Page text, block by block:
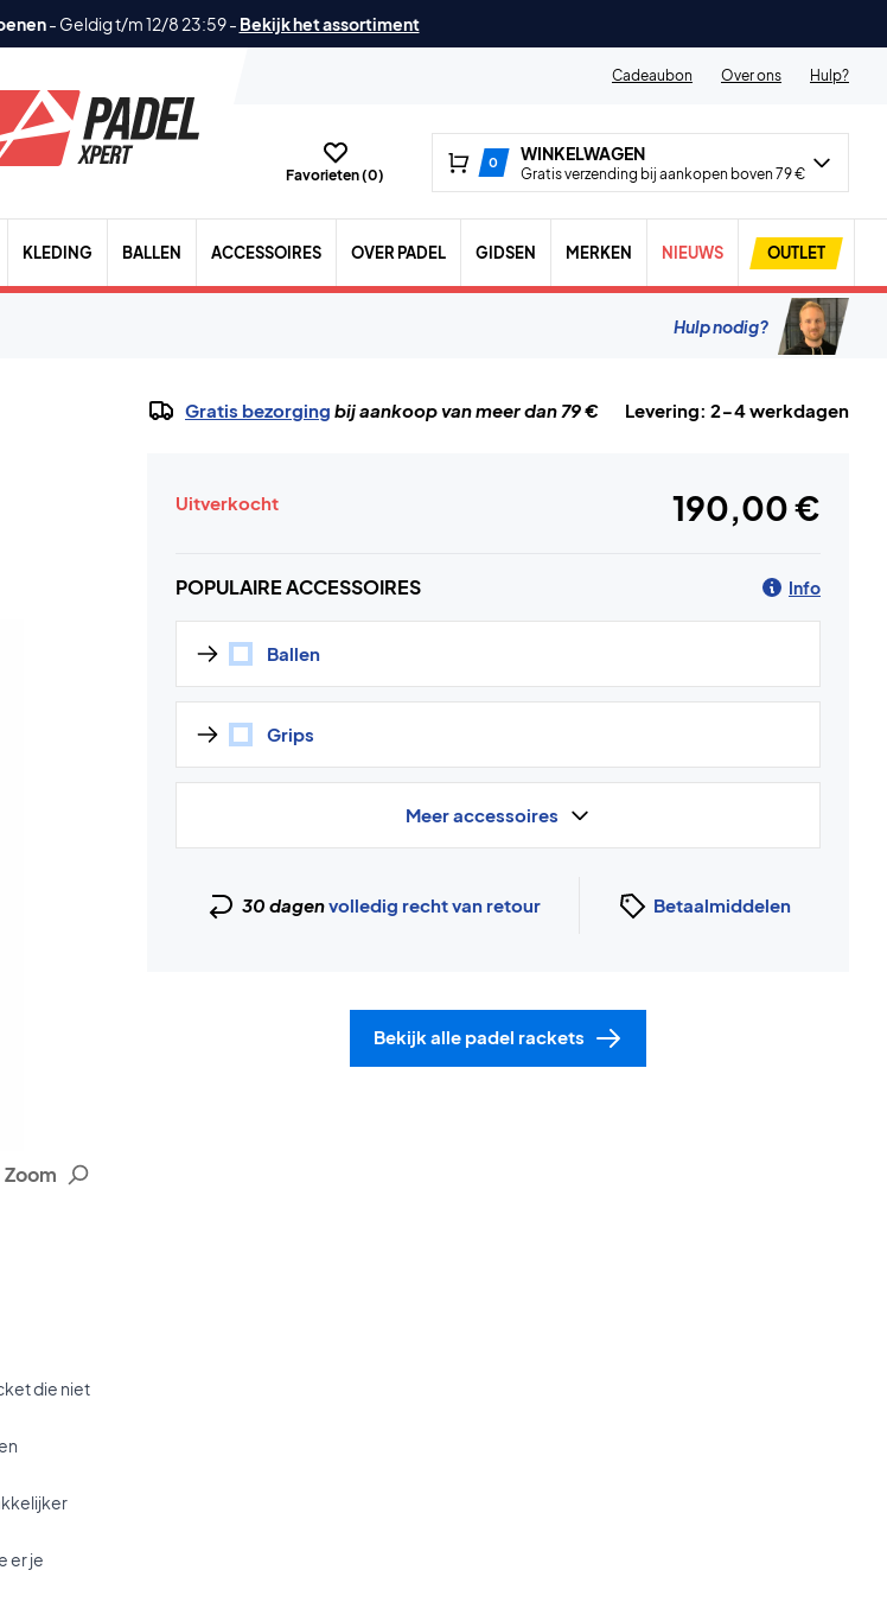
- Geldig t/m 12/8 23:59- Bekijk het assortiment
Cadeaubon Over ons Hulp?
Favorieten (0)
0 WINKELWAGEN
Gratis verzending bij aankopen boven 79 €
KLEDING BALLEN ACCESSOIRES OVER PADEL GIDSEN MERKEN NIEUWS OUTLET
Hulp nodig?
Zoom
die niet
er je
Gratis bezorging bij aankoop van meer dan 79 € Levering: 2-4 werkdagen
Uitverkocht 190,00 €
POPULAIRE ACCESSOIRES Info
Ballen
Grips
Meer accessoires
30 dagenvolledig recht van retour Betaalmiddelen
Bekijk alle padel rackets